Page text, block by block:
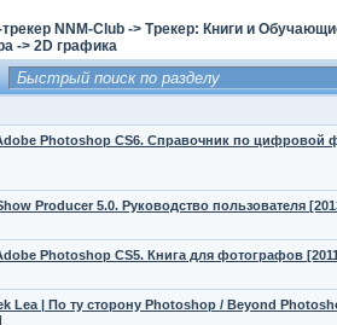
NNM-Club -> Трекер: Книги и
-> 2D графика
Photoshop CS6. Справочник по цифровой
Producer 5.0. Руководство пользователя
Photoshop CS5. Книга для фотографов
Lea | По ту сторону Photoshop / Beyond